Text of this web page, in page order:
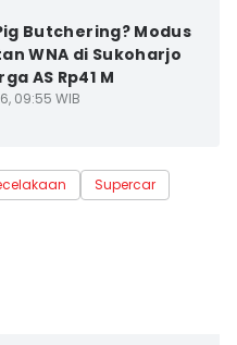
Butchering? Modus
WNA di Sukoharjo
AS Rp41 M
09:55 WIB
Supercar